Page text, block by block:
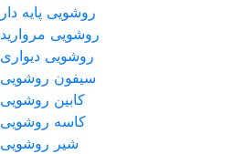
روشویی پایه دار
روشویی مروارید
روشویی دیواری
سیفون روشویی
کابین روشویی
کاسه روشویی
شیر روشویی